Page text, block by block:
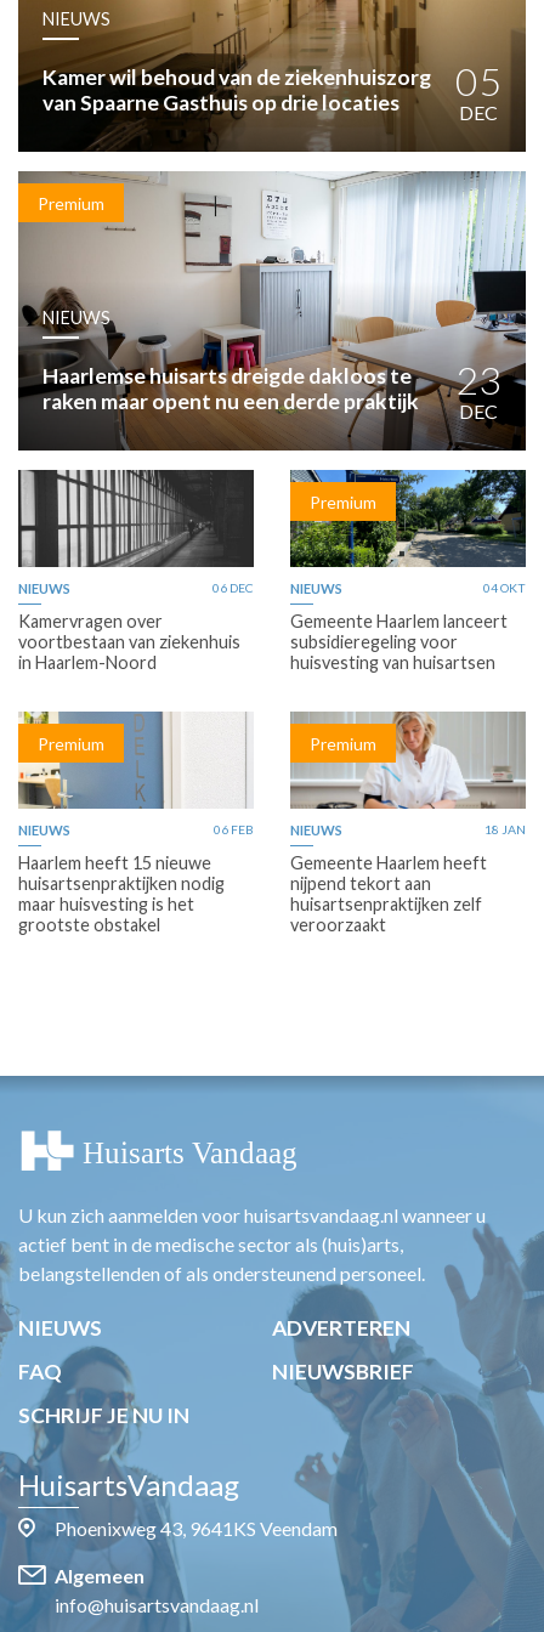
PRAKTIJKZAKEN
TARIEVEN
VPHUISARTSEN
MEDISCHE VAKHANDEL
INLOGGEN
REGISTRATIE
NIEUWS
Kamer wil behoud van de ziekenhuiszorg
van Spaarne Gasthuis op drie locaties
05
DEC
Premium
NIEUWS
Haarlemse huisarts dreigde dakloos te
raken maar opent nu een derde praktijk
23
DEC
NIEUWS 06 DEC
Kamervragen over
voortbestaan van ziekenhuis
in Haarlem-Noord
Premium
NIEUWS 04 OKT
Gemeente Haarlem lanceert
subsidieregeling voor
huisvesting van huisartsen
Premium
NIEUWS 06 FEB
Haarlem heeft 15 nieuwe
huisartsenpraktijken nodig
maar huisvesting is het
grootste obstakel
Premium
NIEUWS 18 JAN
Gemeente Haarlem heeft
nijpend tekort aan
huisartsenpraktijken zelf
veroorzaakt
U kun zich aanmelden voor huisartsvandaag.nl wanneer u
actief bent in de medische sector als (huis)arts,
belangstellenden of als ondersteunend personeel.
NIEUWS
ADVERTEREN
FAQ
NIEUWSBRIEF
SCHRIJF JE NU IN
HuisartsVandaag
Phoenixweg 43, 9641KS Veendam
Algemeen
info@huisartsvandaag.nl